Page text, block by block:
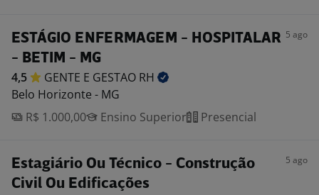
ESTÁGIO ENFERMAGEM - HOSPITALAR
- BETIM - MG
5 ago
4,5 GENTE E GESTAO RH
Belo Horizonte - MG
R$ 1.000,00
Ensino Superior Presencial
Estagiário Ou Técnico - Construção
Civil Ou Edificações
5 ago